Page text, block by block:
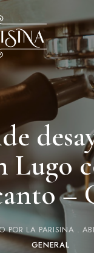
Lugo
–
PORLA PARISINA
GENERAL